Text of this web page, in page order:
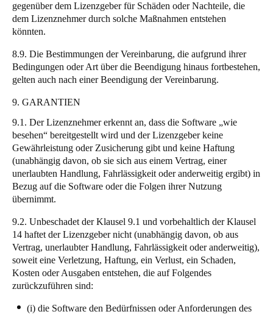
gegenüber dem Lizenzgeber für Schäden oder Nachteile, die
dem Lizenznehmer durch solche Maßnahmen entstehen
könnten.
8.9. Die Bestimmungen der Vereinbarung, die aufgrund ihrer
Bedingungen oder Art über die Beendigung hinaus fortbestehen,
gelten auch nach einer Beendigung der Vereinbarung.
9. GARANTIEN
9.1. Der Lizenznehmer erkennt an, dass die Software „wie
besehen“ bereitgestellt wird und der Lizenzgeber keine
Gewährleistung oder Zusicherung gibt und keine Haftung
(unabhängig davon, ob sie sich aus einem Vertrag, einer
unerlaubten Handlung, Fahrlässigkeit oder anderweitig ergibt) in
Bezug auf die Software oder die Folgen ihrer Nutzung
übernimmt.
9.2. Unbeschadet der Klausel 9.1 und vorbehaltlich der Klausel
14 haftet der Lizenzgeber nicht (unabhängig davon, ob aus
Vertrag, unerlaubter Handlung, Fahrlässigkeit oder anderweitig),
soweit eine Verletzung, Haftung, ein Verlust, ein Schaden,
Kosten oder Ausgaben entstehen, die auf Folgendes
zurückzuführen sind:
(i) die Software den Bedürfnissen oder Anforderungen des